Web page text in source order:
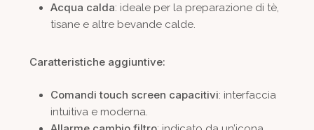
Acqua calda: ideale per la preparazione di tè,
tisane e altre bevande calde.
Caratteristiche aggiuntive:
Comandi touch screen capacitivi: interfaccia
intuitiva e moderna.